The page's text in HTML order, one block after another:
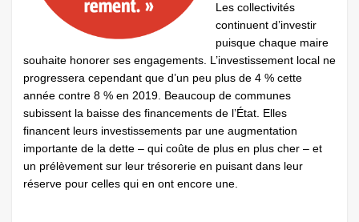
Les collectivités
continuent d’investir
puisque chaque maire
souhaite honorer ses engagements. L’investissement local ne
progressera cependant que d’un peu plus de 4 % cette
année contre 8 % en 2019. Beaucoup de communes
subissent la baisse des financements de l’État. Elles
financent leurs investissements par une augmentation
importante de la dette – qui coûte de plus en plus cher – et
un prélèvement sur leur trésorerie en puisant dans leur
réserve pour celles qui en ont encore une.